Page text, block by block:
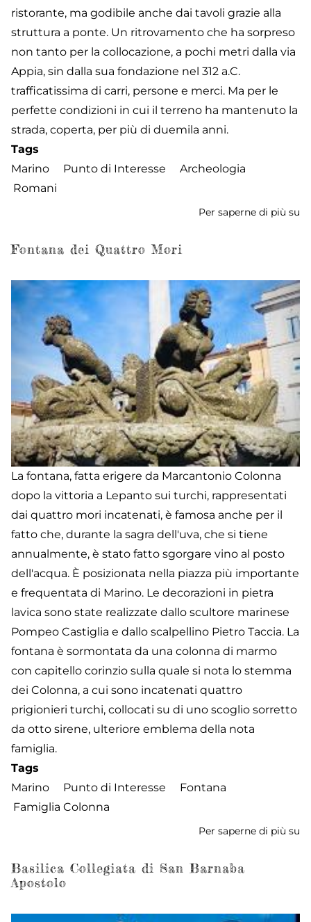
ristorante, ma godibile anche dai tavoli grazie alla
struttura a ponte. Un ritrovamento che ha sorpreso
non tanto per la collocazione, a pochi metri dalla via
Appia, sin dalla sua fondazione nel 312 a.C.
trafficatissima di carri, persone e merci. Ma per le
perfette condizioni in cui il terreno ha mantenuto la
strada, coperta, per più di duemila anni.
Tags
Marino
Punto di Interesse
Archeologia
Romani
Per saperne di più su
Fontana dei Quattro Mori
La fontana, fatta erigere da Marcantonio Colonna
dopo la vittoria a Lepanto sui turchi, rappresentati
dai quattro mori incatenati, è famosa anche per il
fatto che, durante la sagra dell'uva, che si tiene
annualmente, è stato fatto sgorgare vino al posto
dell'acqua. È posizionata nella piazza più importante
e frequentata di Marino. Le decorazioni in pietra
lavica sono state realizzate dallo scultore marinese
Pompeo Castiglia e dallo scalpellino Pietro Taccia. La
fontana è sormontata da una colonna di marmo
con capitello corinzio sulla quale si nota lo stemma
dei Colonna, a cui sono incatenati quattro
prigionieri turchi, collocati su di uno scoglio sorretto
da otto sirene, ulteriore emblema della nota
famiglia.
Tags
Marino
Punto di Interesse
Fontana
Famiglia Colonna
Per saperne di più su
Basilica Collegiata di San Barnaba
Apostolo